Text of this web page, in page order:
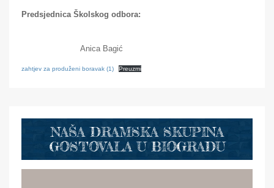
Predsjednica Školskog odbora:
Anica Bagić
zahtjev za produženi boravak (1) Preuzmi
NAŠA DRAMSKA SKUPINA
GOSTOVALA U BIOGRADU